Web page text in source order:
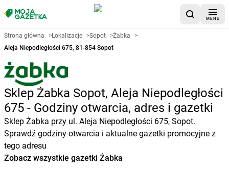
MENU
Strona główna >Lokalizacje >Sopot >Żabka
>
Aleja Niepodległości 675, 81-854 Sopot
Sklep Żabka Sopot, Aleja Niepodległości
675 - Godziny otwarcia, adres i gazetki
Sklep Żabka przy ul. Aleja Niepodległości 675, Sopot.
Sprawdź godziny otwarcia i aktualne gazetki promocyjne z
tego adresu
Zobacz wszystkie gazetki Żabka